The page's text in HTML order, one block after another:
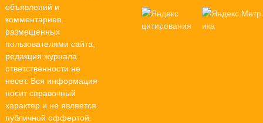
объявлений и
комментариев,
размещенных
пользователями сайта,
редакция журнала
ответственности не
несет. Вся информация
носит справочный
характер и не является
публичной оффертой.